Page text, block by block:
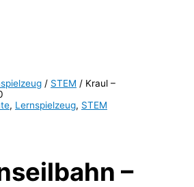
/ STEM / Kraul –
, Lernspielzeug, STEM
–